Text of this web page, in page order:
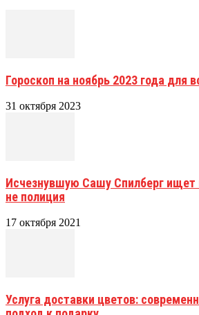
Гороскоп на ноябрь 2023 года для
31 октября 2023
Исчезнувшую Сашу Спилберг ищет
не полиция
17 октября 2021
Услуга доставки цветов: